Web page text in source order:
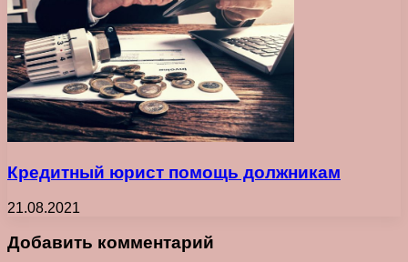
Кредитный юрист помощь должникам
21.08.2021
Добавить комментарий